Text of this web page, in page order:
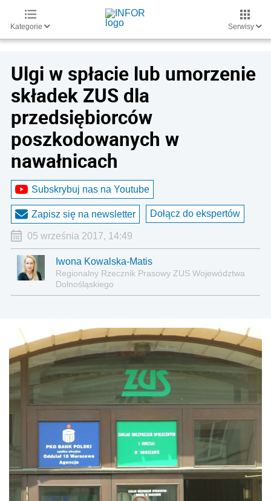
Kategorie Serwisy
Ulgi w spłacie lub umorzenie
składek ZUS dla
przedsiębiorców
poszkodowanych w
nawałnicach
Subskrybuj nas na Youtube
Zapisz się na newsletter Dołącz do ekspertów
05 września 2017, 14:49
Iwona Kowalska-Matis
Regionalny Rzecznik Prasowy ZUS Województwa
Dolnośląskiego